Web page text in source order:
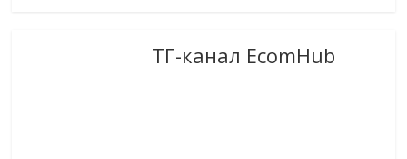
ТГ-канал EcomHub